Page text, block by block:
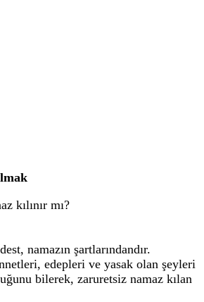
kılınır mı?
namazın şartlarındandır.
edepleri ve yasak olan şeyleri
bilerek, zaruretsiz namaz kılan